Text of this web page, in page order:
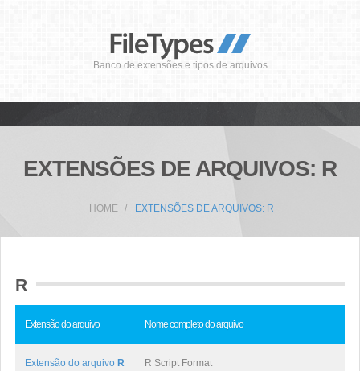
Banco de extensões e tipos de arquivos
EXTENSÕES DE ARQUIVOS: R
HOME EXTENSÕES DE ARQUIVOS: R
R
Extensão do arquivo Nome completo do arquivo
Extensão do arquivo R R Script Format